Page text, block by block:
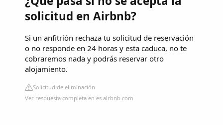
solicitud en Airbnb?
Si un anfitrión rechaza tu solicitud de reservación
o no responde en 24 horas y esta caduca, no te
cobraremos nada y podrás reservar otro
alojamiento.
Solicitud de eliminación
Ver respuesta completa en es.airbnb.com